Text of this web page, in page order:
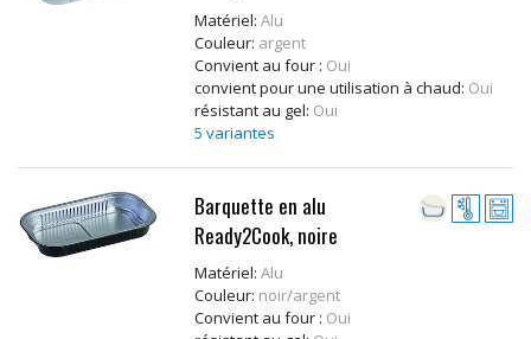
Matériel:Alu
Couleur: argent
Convient au four : Oui
convient pour une utilisation à chaud: Oui
résistant au gel: Oui
5 variantes
Barquette en alu
Ready2Cook, noire
Matériel:Alu
Couleur: noir/argent
Convient au four : Oui